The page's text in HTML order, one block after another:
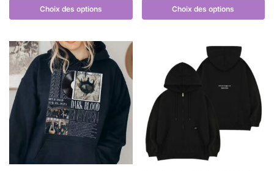
Choix des options Choix des options